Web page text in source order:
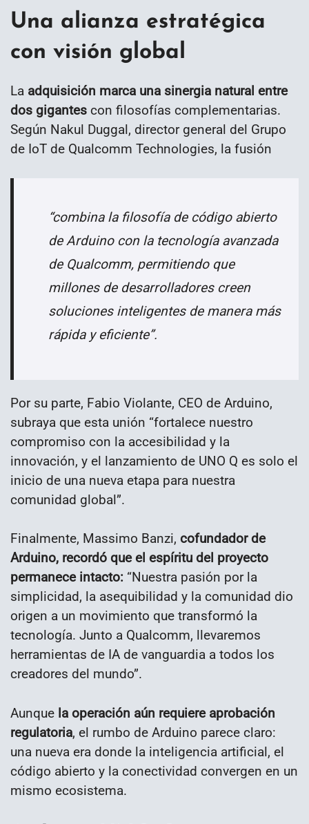
Una alianza estratégica
con visión global
La adquisición marca una sinergia natural entre
dos gigantes con filosofías complementarias.
Según Nakul Duggal, director general del Grupo
de IoT de Qualcomm Technologies, la fusión
“combina la filosofía de código abierto
de Arduino con la tecnología avanzada
de Qualcomm, permitiendo que
millones de desarrolladores creen
soluciones inteligentes de manera más
rápida y eficiente”.
Por su parte, Fabio Violante, CEO de Arduino,
subraya que esta unión “fortalece nuestro
compromiso con la accesibilidad y la
innovación, y el lanzamiento de UNO Q es solo el
inicio de una nueva etapa para nuestra
comunidad global”.
Finalmente, Massimo Banzi, cofundador de
Arduino, recordó que el espíritu del proyecto
permanece intacto: “Nuestra pasión por la
simplicidad, la asequibilidad y la comunidad dio
origen a un movimiento que transformó la
tecnología. Junto a Qualcomm, llevaremos
herramientas de IA de vanguardia a todos los
creadores del mundo”.
Aunque la operación aún requiere aprobación
regulatoria, el rumbo de Arduino parece claro:
una nueva era donde la inteligencia artificial, el
código abierto y la conectividad convergen en un
mismo ecosistema.